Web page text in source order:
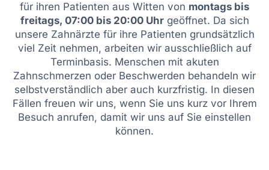
für ihren Patienten aus Witten von montags bis
freitags, 07:00 bis 20:00 Uhrgeöffnet. Da sich
unsere Zahnärzte für ihre Patienten grundsätzlich
viel Zeit nehmen, arbeiten wir ausschließlich auf
Terminbasis. Menschen mit akuten
Zahnschmerzen oder Beschwerden behandeln wir
selbstverständlich aber auch kurzfristig. In diesen
Fällen freuen wir uns, wenn Sie uns kurz vor Ihrem
Besuch anrufen, damit wir uns auf Sie einstellen
können.